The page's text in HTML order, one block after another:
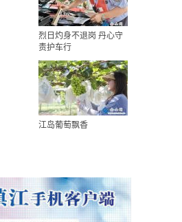
烈日灼身不退岗 丹心守
责护车行
江岛葡萄飘香